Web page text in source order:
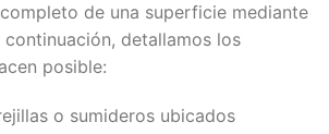
de una superficie mediante
detallamos los
posible:
o sumideros ubicados